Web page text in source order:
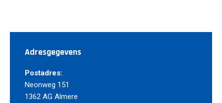
Adresgegevens
Postadres:
Neonweg 151
1362 AG Almere